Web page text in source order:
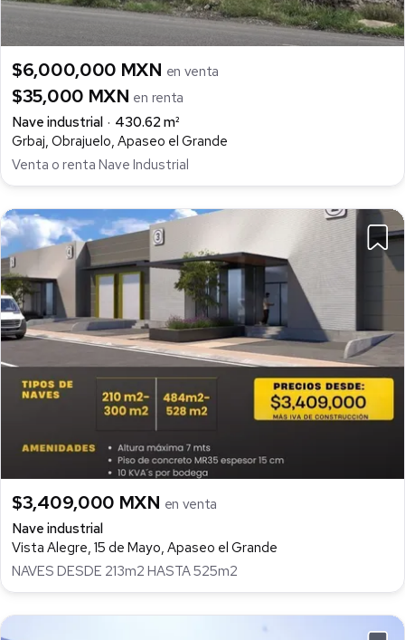
$6,000,000 MXN en venta
$35,000 MXN en renta
Nave industrial
430.62 m²
Grbaj, Obrajuelo, Apaseo el Grande
Venta o renta Nave Industrial
$3,409,000 MXN en venta
Nave industrial
Vista Alegre, 15 de Mayo, Apaseo el Grande
NAVES DESDE 213m2 HASTA 525m2